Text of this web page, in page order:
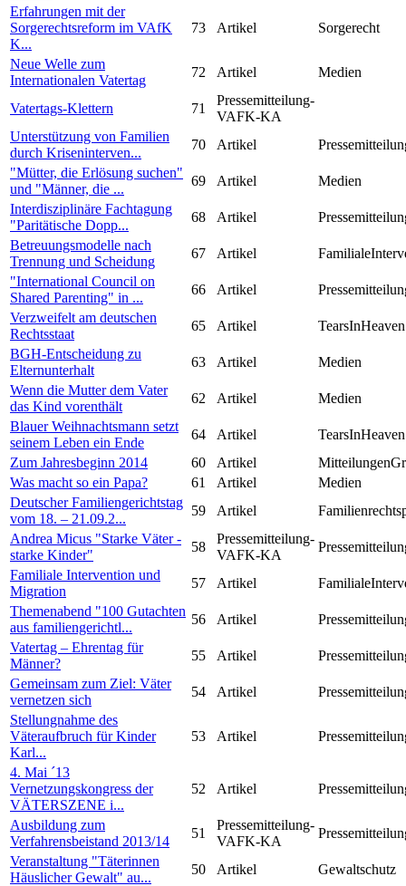
Erfahrungen mit der
Sorgerechtsreform im VAfK
K...
73 Artikel Sorgerecht
Neue Welle zum
Internationalen Vatertag
72 Artikel Medien
Vatertags-Klettern 71
Pressemitteilung-
VAFK-KA
Unterstützung von Familien
durch Kriseninterven...
70 Artikel
"Mütter, die Erlösung suchen"
und "Männer, die ...
69 Artikel
Medien
Interdisziplinäre Fachtagung
"Paritätische Dopp...
68 Artikel
Betreuungsmodelle nach
Trennung und Scheidung
67 Artikel
"International Council on
Shared Parenting" in ...
66 Artikel
Verzweifelt am deutschen
Rechtsstaat
65 Artikel
TearsInHeaven
BGH-Entscheidung zu
Elternunterhalt
63 Artikel
Medien
Wenn die Mutter dem Vater
das Kind vorenthält
62 Artikel
Medien
Blauer Weihnachtsmann setzt
seinem Leben ein Ende
64 Artikel
TearsInHeaven
Zum Jahresbeginn 2014
60 Artikel
Was macht so ein Papa?
61 Artikel
Medien
Deutscher Familiengerichtstag
vom 18. – 21.09.2...
59 Artikel
Andrea Micus "Starke Väter -
starke Kinder"
58
Pressemitteilung-
VAFK-KA
Familiale Intervention und
Migration
57 Artikel
Themenabend "100 Gutachten
aus familiengerichtl...
56 Artikel
Vatertag – Ehrentag für
Männer?
55 Artikel
Gemeinsam zum Ziel: Väter
vernetzen sich
54 Artikel
Stellungnahme des
Väteraufbruch für Kinder
Karl...
53 Artikel
4. Mai ´13
Vernetzungskongress der
VÄTERSZENE i...
52 Artikel
Ausbildung zum
Verfahrensbeistand 2013/14
51
Pressemitteilung-
VAFK-KA
Veranstaltung "Täterinnen
Häuslicher Gewalt" au...
50 Artikel
Gewaltschutz